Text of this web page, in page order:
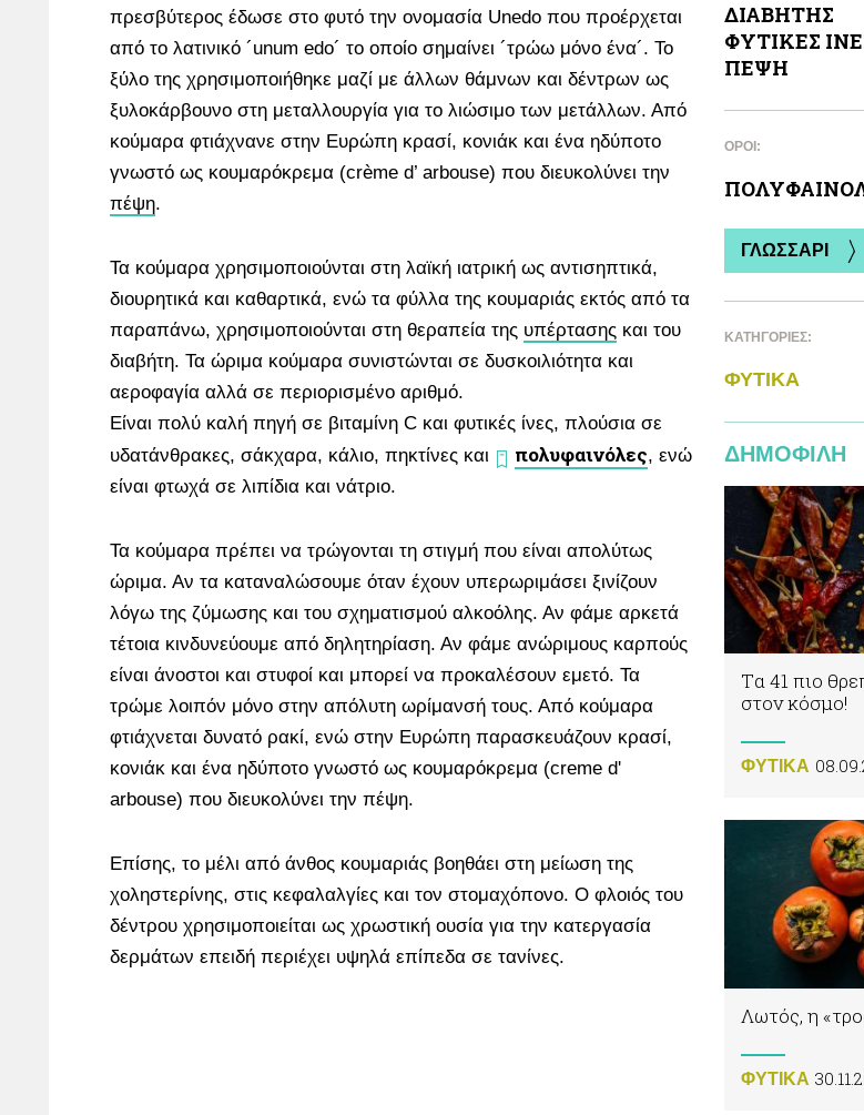
πρεσβύτερος έδωσε στο φυτό την ονομασία Unedo που προέρχεται
από το λατινικό ´unum edo´ το οποίο σημαίνει ´τρώω μόνο ένα´. Το
ξύλο της χρησιμοποιήθηκε μαζί με άλλων θάμνων και δέντρων ως
ξυλοκάρβουνο στη μεταλλουργία για το λιώσιμο των μετάλλων. Από
κούμαρα φτιάχνανε στην Ευρώπη κρασί, κονιάκ και ένα ηδύποτο
γνωστό ως κουμαρόκρεμα (crème d’ arbouse) που διευκολύνει την
πέψη.
Τα κούμαρα χρησιμοποιούνται στη λαϊκή ιατρική ως αντισηπτικά,
διουρητικά και καθαρτικά, ενώ τα φύλλα της κουμαριάς εκτός από τα
παραπάνω, χρησιμοποιούνται στη θεραπεία της υπέρτασης και του
διαβήτη. Τα ώριμα κούμαρα συνιστώνται σε δυσκοιλιότητα και
αεροφαγία αλλά σε περιορισμένο αριθμό.
Είναι πολύ καλή πηγή σε βιταμίνη C και φυτικές ίνες, πλούσια σε
υδατάνθρακες, σάκχαρα, κάλιο, πηκτίνες και
πολυφαινόλες, ενώ
είναι φτωχά σε λιπίδια και νάτριο.
Τα κούμαρα πρέπει να τρώγονται τη στιγμή που είναι απολύτως
ώριμα. Αν τα καταναλώσουμε όταν έχουν υπερωριμάσει ξινίζουν
λόγω της ζύμωσης και του σχηματισμού αλκοόλης. Αν φάμε αρκετά
τέτοια κινδυνεύουμε από δηλητηρίαση. Αν φάμε ανώριμους καρπούς
είναι άνοστοι και στυφοί και μπορεί να προκαλέσουν εμετό. Τα
τρώμε λοιπόν μόνο στην απόλυτη ωρίμανσή τους. Από κούμαρα
φτιάχνεται δυνατό ρακί, ενώ στην Ευρώπη παρασκευάζουν κρασί,
κονιάκ και ένα ηδύποτο γνωστό ως κουμαρόκρεμα (creme d'
arbouse) που διευκολύνει την πέψη.
Επίσης, το μέλι από άνθος κουμαριάς βοηθάει στη μείωση της
χοληστερίνης, στις κεφαλαλγίες και τον στομαχόπονο. Ο φλοιός του
δέντρου χρησιμοποιείται ως χρωστική ουσία για την κατεργασία
δερμάτων επειδή περιέχει υψηλά επίπεδα σε τανίνες.
ΔΙΑΒΗΤΗΣ
ΦΥΤΙΚΕΣ
ΠΕΨΗ
ΌΡΟΙ:
ΓΛΩΣΣΑΡΙ
ΚΑΤΗΓΟΡΙΕΣ:
ΦΥΤΙΚA
ΔΗΜΟΦΙΛΗ
Tα 41 πιο
στον κόσμο!
ΦΥΤΙΚA
Λωτός, η
ΦΥΤΙΚA